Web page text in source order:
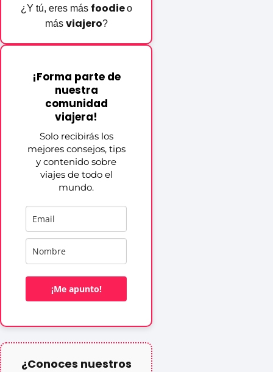
¿Y tú, eres más foodieo
más viajero?
¡Forma parte de
nuestra
comunidad
viajera!
Solo recibirás los
mejores consejos, tips
y contenido sobre
viajes de todo el
mundo.
¡Me apunto!
¿Conoces nuestros